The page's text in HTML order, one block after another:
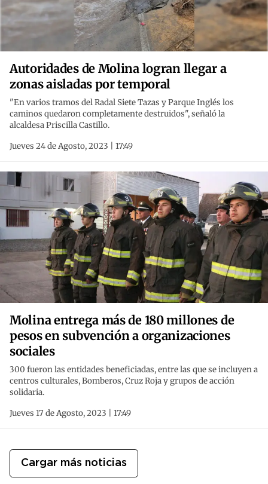
Autoridades de Molina logran llegar a
zonas aisladas por temporal
"En varios tramos del Radal Siete Tazas y Parque Inglés los
caminos quedaron completamente destruidos", señaló la
alcaldesa Priscilla Castillo.
Jueves 24 de Agosto, 2023 | 17:49
Molina entrega más de 180 millones de
pesos en subvención a organizaciones
sociales
300 fueron las entidades beneficiadas, entre las que se incluyen a
centros culturales, Bomberos, Cruz Roja y grupos de acción
solidaria.
Jueves 17 de Agosto, 2023 | 17:49
Cargar más noticias